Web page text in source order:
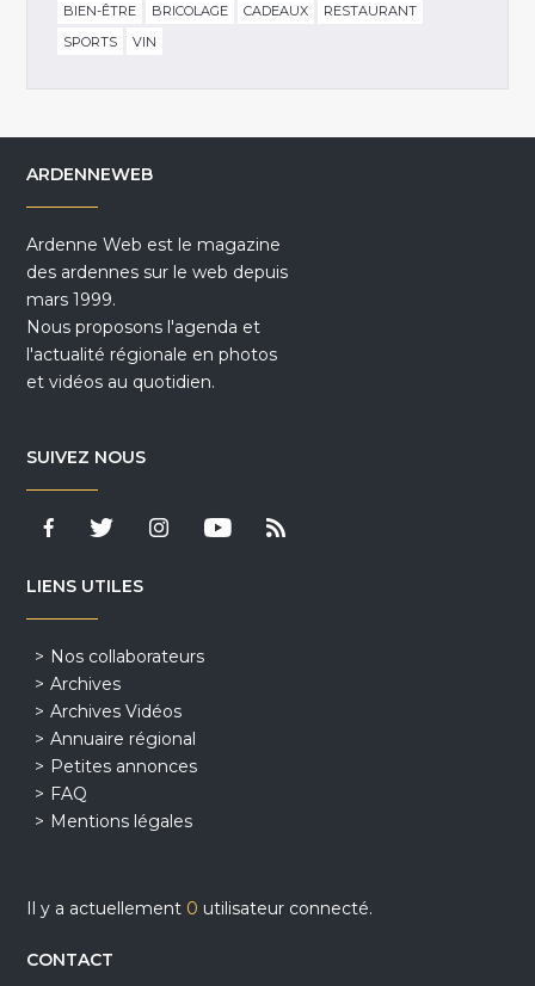
BIEN-ÊTRE
BRICOLAGE CADEAUX
RESTAURANT
SPORTS
VIN
ARDENNEWEB
Ardenne Web est le magazine
des ardennes sur le web depuis
mars 1999.
Nous proposons l'agenda et
l'actualité régionale en photos
et vidéos au quotidien.
SUIVEZ NOUS
LIENS UTILES
Nos collaborateurs
Archives
Archives Vidéos
Annuaire régional
Petites annonces
FAQ
Mentions légales
Il y a actuellement 0 utilisateur connecté.
CONTACT